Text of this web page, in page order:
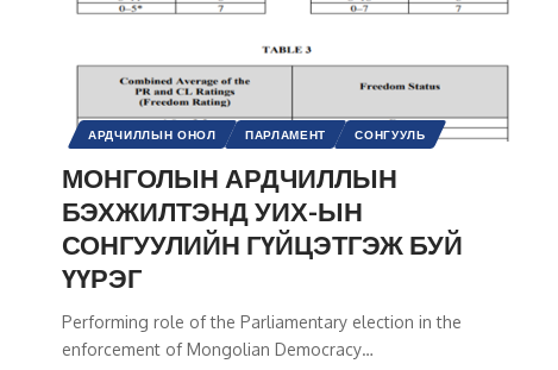
АРДЧИЛЛЫН ОНОЛ ПАРЛАМЕНТ
СОНГУУЛЬ
МОНГОЛЫН АРДЧИЛЛЫН
БЭХЖИЛТЭНД УИХ-ЫН
СОНГУУЛИЙН ГҮЙЦЭТГЭЖ БУЙ
ҮҮРЭГ
Performing role of the Parliamentary election in the
enforcement of Mongolian Democracy…